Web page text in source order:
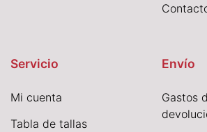
Servicio
Mi cuenta
Tabla de tallas
Envío
Gastos